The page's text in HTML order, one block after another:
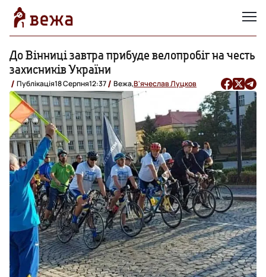
До Вінниці завтра прибуде велопробіг на честь
захисників України
Публікація18 Серпня12:37 Вежа,В'ячеслав Луцков